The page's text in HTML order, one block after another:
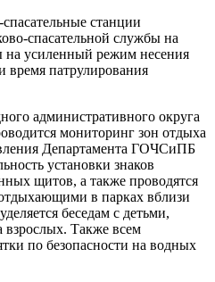
станции
спасательной службы на
на усиленный режим несения
время патрулирования
административного округа
мониторинг зон отдыха
Департамента ГОЧСиПБ
установки знаков
щитов, а также проводятся
в парках вблизи
беседам с детьми,
взрослых. Также всем
по безопасности на водных